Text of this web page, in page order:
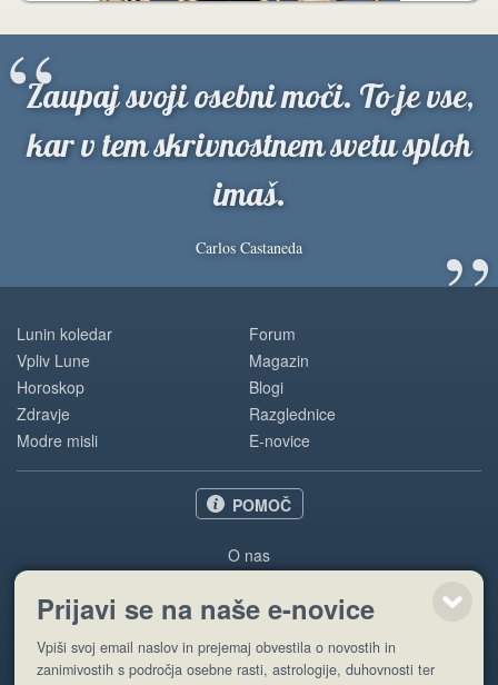
Zaupaj svoji osebni moči. To je vse,
kar v tem skrivnostnem svetu sploh
imaš.
Carlos Castaneda ”
“
Lunin koledar
Vpliv Lune
Horoskop
Zdravje
Modre misli
Forum
Magazin
Blogi
Razglednice
E-novice
POMOČ
O nas
Pogoji uporabe
Pošlji stran
Prijavi se na naše e-novice
Vpiši svoj email naslov in prejemaj obvestila o novostih in
zanimivostih s področja osebne rasti, astrologije, duhovnosti ter